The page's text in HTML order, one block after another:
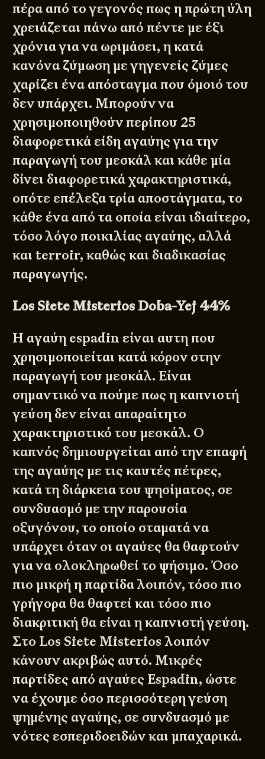
πέρα από το γεγονός πως η πρώτη ύλη
χρειάζεται πάνω από πέντε με έξι
χρόνια για να ωριμάσει, η κατά
κανόνα ζύμωση με γηγενείς ζύμες
χαρίζει ένα απόσταγμα που όμοιό του
δεν υπάρχει. Μπορούν να
χρησιμοποιηθούν περίπου 25
διαφορετικά είδη αγαύης για την
παραγωγή του μεσκάλ και κάθε μία
δίνει διαφορετικά χαρακτηριστικά,
οπότε επέλεξα τρία αποστάγματα, το
κάθε ένα από τα οποία είναι ιδιαίτερο,
τόσο λόγο ποικιλίας αγαύης, αλλά
και terroir, καθώς και διαδικασίας
παραγωγής.
Los Siete Misterios Doba-Yej 44%
Η αγαύη espadin είναι αυτη που
χρησιμοποιείται κατά κόρον στην
παραγωγή του μεσκάλ. Είναι
σημαντικό να πούμε πως η καπνιστή
γεύση δεν είναι απαραίτητο
χαρακτηριστικό του μεσκάλ. Ο
καπνός δημιουργείται από την επαφή
της αγαύης με τις καυτές πέτρες,
κατά τη διάρκεια του ψησίματος, σε
συνδυασμό με την παρουσία
οξυγόνου, το οποίο σταματά να
υπάρχει όταν οι αγαύες θα θαφτούν
για να ολοκληρωθεί το ψήσιμο. Όσο
πιο μικρή η παρτίδα λοιπόν, τόσο πιο
γρήγορα θα θαφτεί και τόσο πιο
διακριτική θα είναι η καπνιστή γεύση.
Στο Los Siete Misterios λοιπόν
κάνουν ακριβώς αυτό. Μικρές
παρτίδες από αγαύες Espadin, ώστε
να έχουμε όσο περισσότερη γεύση
ψημένης αγαύης, σε συνδυασμό με
νότες εσπεριδοειδών και μπαχαρικά.